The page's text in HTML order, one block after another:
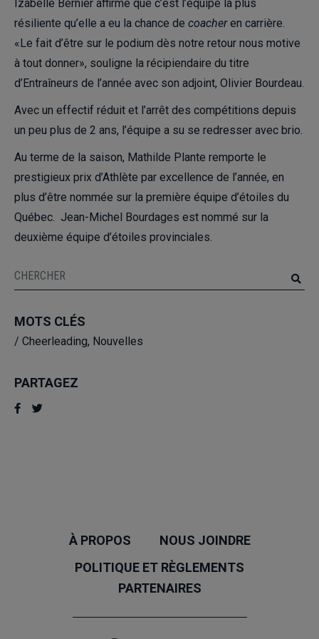
Izabelle Bernier affirme que c’est l’équipe la plus
résiliente qu’elle a eu la chance de coacheren carrière.
«Le fait d’être sur le podium dès notre retour nous motive
à tout donner», souligne la récipiendaire du titre
d’Entraîneurs de l’année avec son adjoint, Olivier Bourdeau.
Avec un effectif réduit et l’arrêt des compétitions depuis
un peu plus de 2 ans, l’équipe a su se redresser avec brio.
Au terme de la saison, Mathilde Plante remporte le
prestigieux prix d’Athlète par excellence de l’année, en
plus d’être nommée sur la première équipe d’étoiles du
Québec. Jean-Michel Bourdages est nommé sur la
deuxième équipe d’étoiles provinciales.
MOTS CLÉS
/ Cheerleading, Nouvelles
PARTAGEZ
À PROPOS
NOUS JOINDRE
POLITIQUE ET RÈGLEMENTS
PARTENAIRES